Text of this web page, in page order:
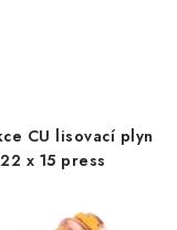
CU lisovací plyn
22 x 15 press